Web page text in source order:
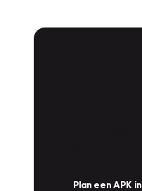
Plan een APK in